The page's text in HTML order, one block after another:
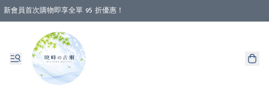
新會員首次購物即享全單 95 折優惠！
消費即享全單 88 折優惠！